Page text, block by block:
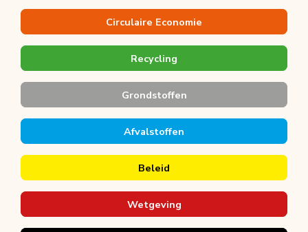
Circulaire Economie
Recycling
Grondstoffen
Afvalstoffen
Beleid
Wetgeving